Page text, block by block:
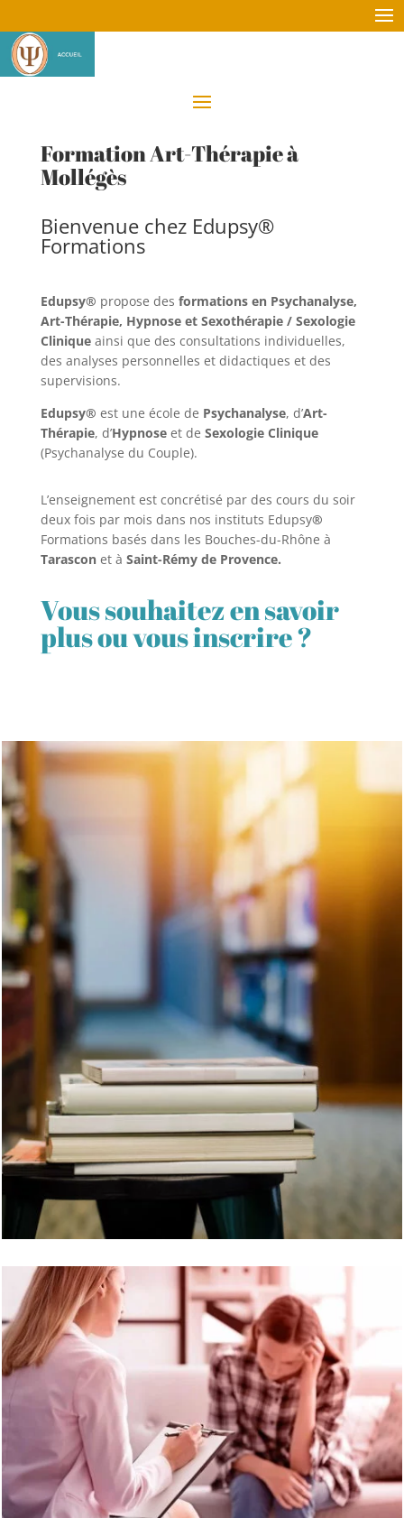
Formation Art-Thérapie à
Mollégès
Bienvenue chez Edupsy®
Formations
Edupsy® propose des formations en Psychanalyse,
Art-Thérapie, Hypnose et Sexothérapie / Sexologie
Cliniqueainsi que des consultations individuelles,
des analyses personnelles et didactiques et des
supervisions.
Edupsy® est une école de Psychanalyse, d’Art-
Thérapie, d’Hypnoseet de Sexologie Clinique
(Psychanalyse du Couple).
L’enseignement est concrétisé par des cours du soir
deux fois par mois dans nos instituts Edupsy®
Formations basés dans les Bouches-du-Rhône à
Tarasconet à Saint-Rémy de Provence.
Vous souhaitez en savoir
plus ou vous inscrire ?